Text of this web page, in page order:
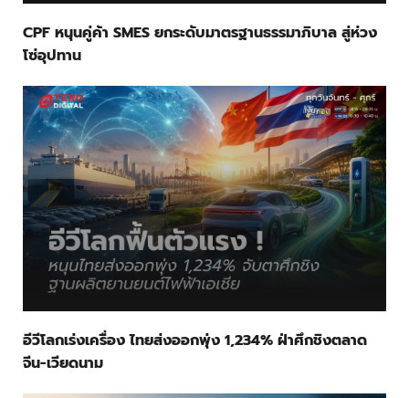
CPF หนุนคู่ค้า SMES ยกระดับมาตรฐานธรรมาภิบาล สู่ห่วง
โซ่อุปทาน
อีวีโลกเร่งเครื่อง ไทยส่งออกพุ่ง 1,234% ฝ่าศึกชิงตลาด
จีน-เวียดนาม